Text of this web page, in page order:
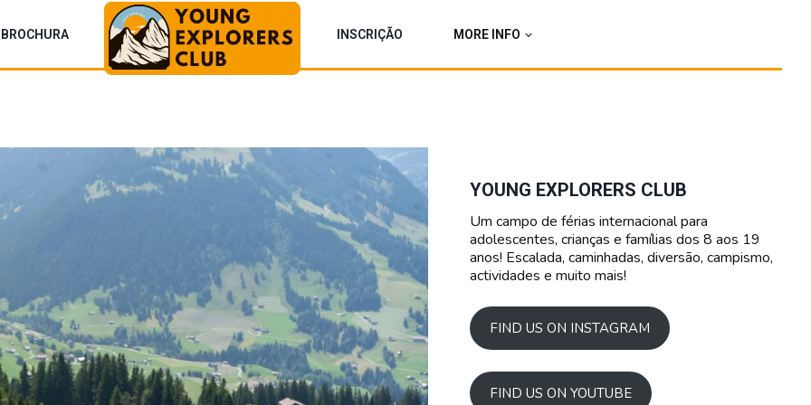
BROCHURA INSCRIÇÃO MORE INFO
YOUNG EXPLORERS CLUB
Um campo de férias internacional para
adolescentes, crianças e famílias dos 8 aos 19
anos! Escalada, caminhadas, diversão, campismo,
actividades e muito mais!
FIND US ON INSTAGRAM
FIND US ON YOUTUBE